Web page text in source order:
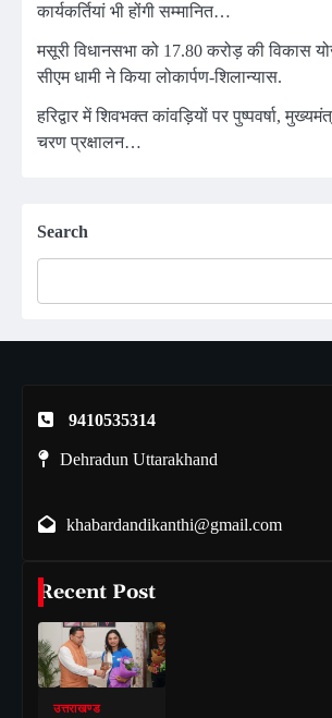
कार्यकर्तियां भी होंगी सम्मानित…
मसूरी विधानसभा को 17.80 करोड़ की विकास
सीएम धामी ने किया लोकार्पण-शिलान्यास.
हरिद्वार में शिवभक्त कांवड़ियों पर पुष्पवर्षा,
चरण प्रक्षालन…
Search
9410535314
Dehradun Uttarakhand
khabardandikanthi@gmail.com
Recent Post
उत्तराखण्ड